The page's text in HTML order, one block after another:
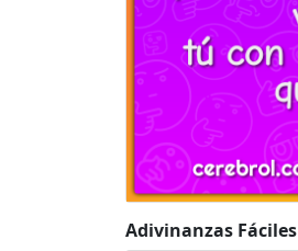
Adivinanzas Fáciles